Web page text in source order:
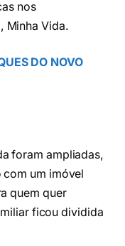
nos
Minha Vida.
DO NOVO
foram ampliadas,
um imóvel
quem quer
ficou dividida